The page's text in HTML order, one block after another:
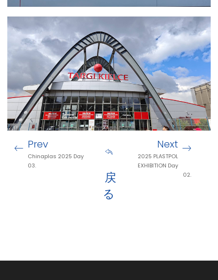
Prev
Chinaplas 2025 Day
03.
戻
る
Next
2025 PLASTPOL
EXHIBITION Day
02.